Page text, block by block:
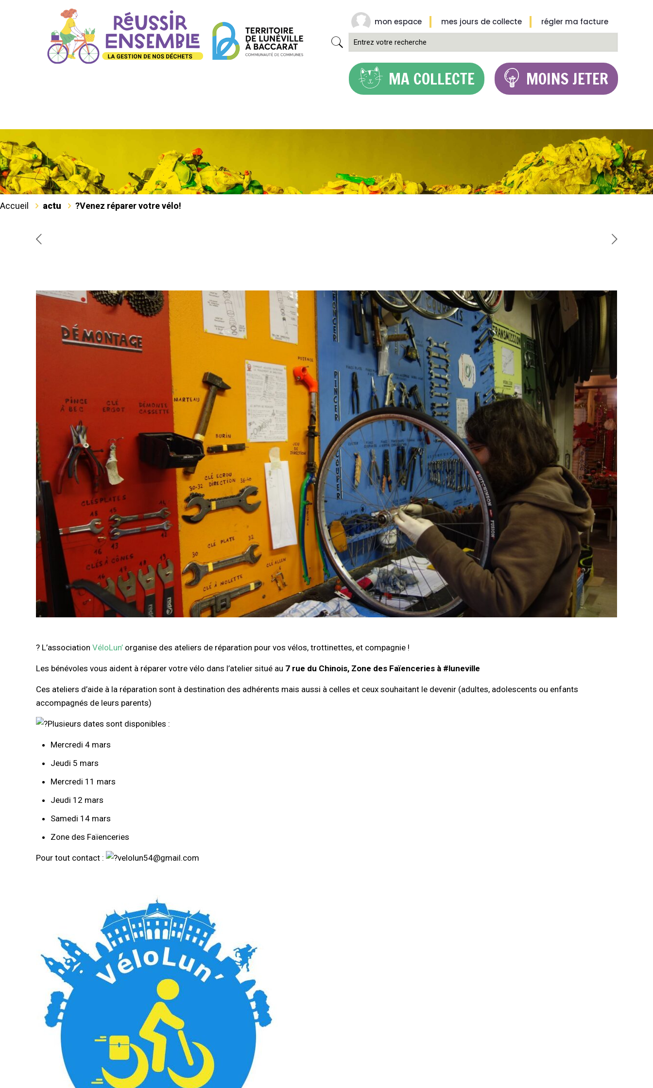
mon espace mes jours de collecte régler ma facture
MA COLLECTE MOINS JETER
Accueil actu ?‍Venez réparer votre vélo!
?‍ L’associationVéloLun’ organise des ateliers de réparation pour vos vélos, trottinettes, et compagnie !
Les bénévoles vous aident à réparer votre vélo dans l’atelier situé au 7 rue du Chinois, Zone des Faïenceries à #luneville
Ces ateliers d’aide à la réparation sont à destination des adhérents mais aussi à celles et ceux souhaitant le devenir (adultes, adolescents ou enfants
accompagnés de leurs parents)
Plusieurs dates sont disponibles :
Mercredi 4 mars
Jeudi 5 mars
Mercredi 11 mars
Jeudi 12 mars
Samedi 14 mars
Zone des Faïenceries
Pour tout contact : velolun54@gmail.com